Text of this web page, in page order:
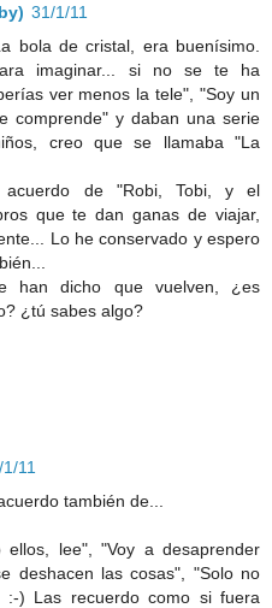
31/1/11
bola de cristal, era buenísimo.
imaginar... si no se te ha
ver menos la tele", "Soy un
comprende" y daban una serie
creo que se llamaba "La
de "Robi, Tobi, y el
que te dan ganas de viajar,
Lo he conservado y espero
han dicho que vuelven, ¿es
¿tú sabes algo?
11
también de...
lee", "Voy a desaprender
deshacen las cosas", "Solo no
:-) Las recuerdo como si fuera